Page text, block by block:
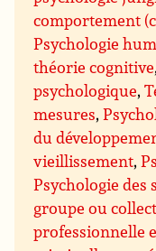
comportement
Psychologie
théorie cognitive
psychologique,
mesures,
du
vieillissement,
Psychologie des
groupe ou
professionnelle